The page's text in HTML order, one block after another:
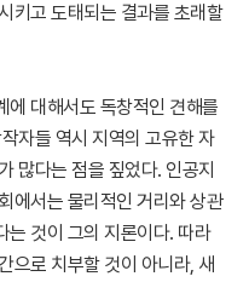
키고 도태되는 결과를 초래할
에 대해서도 독창적인 견해를
자들 역시 지역의 고유한 자
많다는 점을 짚었다. 인공지
에서는 물리적인 거리와 상관
는 것이 그의 지론이다. 따라
으로 치부할 것이 아니라, 새